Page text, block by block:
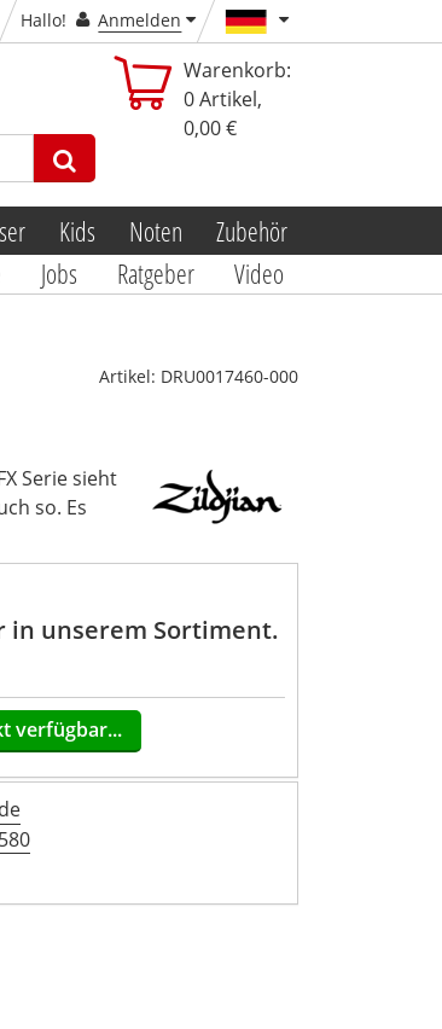
Hallo!
Anmelden
Warenkorb:
0 Artikel,
0,00 €
Kids Noten
Zubehör
Jobs Ratgeber Video
Artikel: DRU0017460-000
Serie sieht
so. Es
in unserem Sortiment.
verfügbar...